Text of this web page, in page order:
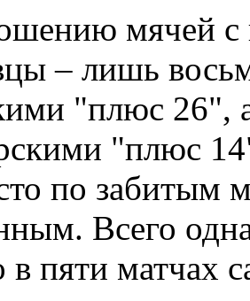
мячей
– лишь
"плюс
"плюс
по забитым
Всего
в пяти матчах